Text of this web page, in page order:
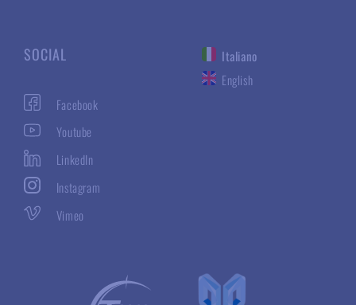
SOCIAL
Facebook
Youtube
LinkedIn
Instagram
Vimeo
Italiano
English